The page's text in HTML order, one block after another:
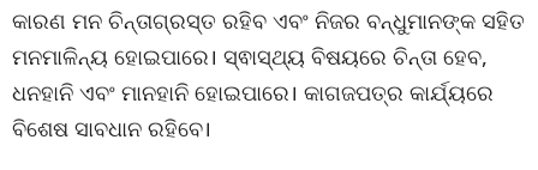
କାରଣ ମନ ଚିନ୍ତାଗ୍ରସ୍ତ ରହିବ ଏବଂ ନିଜର ବନ୍ଧୁମାନଙ୍କ ସହିତ
ମନମାଳିନ୍ୟ ହୋଇପାରେ। ସ୍ଵାସ୍ଥ୍ୟ ବିଷୟରେ ଚିନ୍ତା ହେବ,
ଧନହାନି ଏବଂ ମାନହାନି ହୋଇପାରେ। କାଗଜପତ୍ର କାର୍ଯ୍ୟରେ
ବିଶେଷ ସାବଧାନ ରହିବେ।